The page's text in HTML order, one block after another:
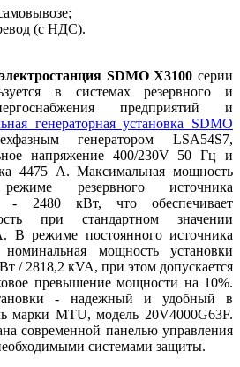
(с НДС).
SDMO X3100серии
в системах резервного и
предприятий и
генераторная установка SDMO
генератором LSA54S7,
напряжение 400/230V 50 Гц и
4475 А. Максимальная мощность
резервного источника
- 2480 кВт, что обеспечивает
при стандартном значении
В режиме постоянного источника
номинальная мощность установки
/ 2818,2 кVA, при этом допускается
превышение мощности на 10%.
- надежный и удобный в
марки MTU, модель 20V4000G63F.
современной панелью управления
системами защиты.